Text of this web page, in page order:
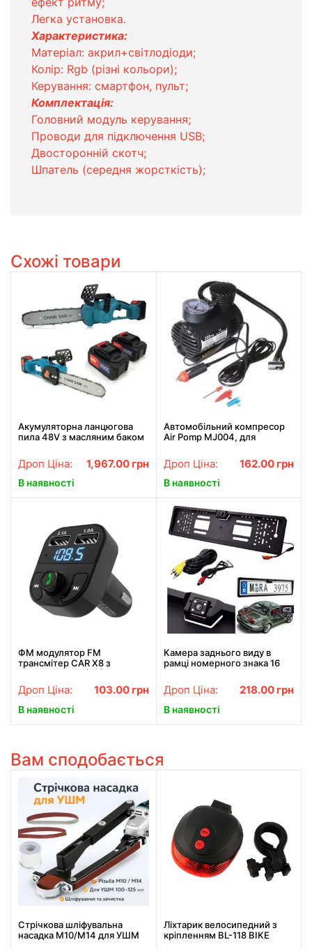
Легка установка.
Характеристика:
Матеріал: акрил+світлодіоди;
Колір: Rgb (різні кольори);
Керування: смартфон, пульт;
Комплектація:
Головний модуль керування;
Проводи для підключення USB;
Двосторонній скотч;
Шпатель (середня жорсткість);
Схожі товари
Акумуляторна ланцюгова
пила 48V з масляним баком
акумулятори, Садова
електропила 12"
Дроп Ціна: 1,967.00 грн
В наявності
Автомобільний компресор
Air Pomp MJ004, для
автонасос
Дроп Ціна: 162.00 грн
В наявності
ФМ модулятор FM
трансмiтер CAR X8 з
Bluetooth MP3 (X8)
Дроп Ціна: 103.00 грн
В наявності
Камера заднього виду в
рамці номерного знака 16
R314
Дроп Ціна: 218.00 грн
В наявності
Вам сподобається
Стрічкова шліфувальна
насадка M10/M14 для УШМ
Ліхтарик велосипедний з
кріпленням BL-118 BIKE